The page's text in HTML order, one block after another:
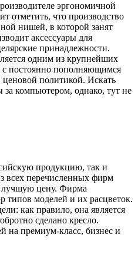
эргономичной
отметить, что производство
нишей, в которой занят
аксессуары для
принадлежности.
одним из крупнейших
постоянно пополняющимся
политикой. Искать
за компьютером, однако, тут не
продукцию, так и
всех перечисленных фирм
лучшую цену. Фирма
типов моделей и их расцветок.
как правило, она является
сделано кресло.
на премиум-класс, бизнес и